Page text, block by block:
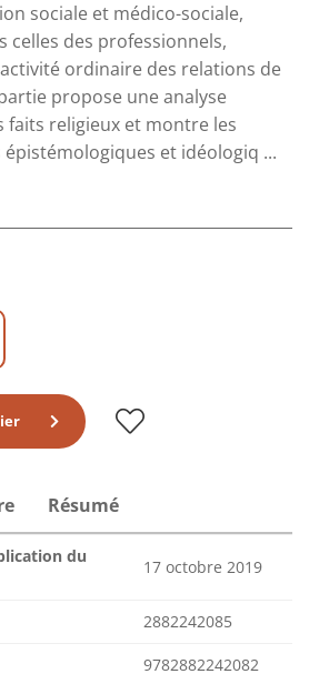
sociale et médico-sociale,
celles des professionnels,
ordinaire des relations de
propose une analyse
religieux et montre les
et idéologiq ...
Résumé
du
17 octobre 2019
2882242085
9782882242082